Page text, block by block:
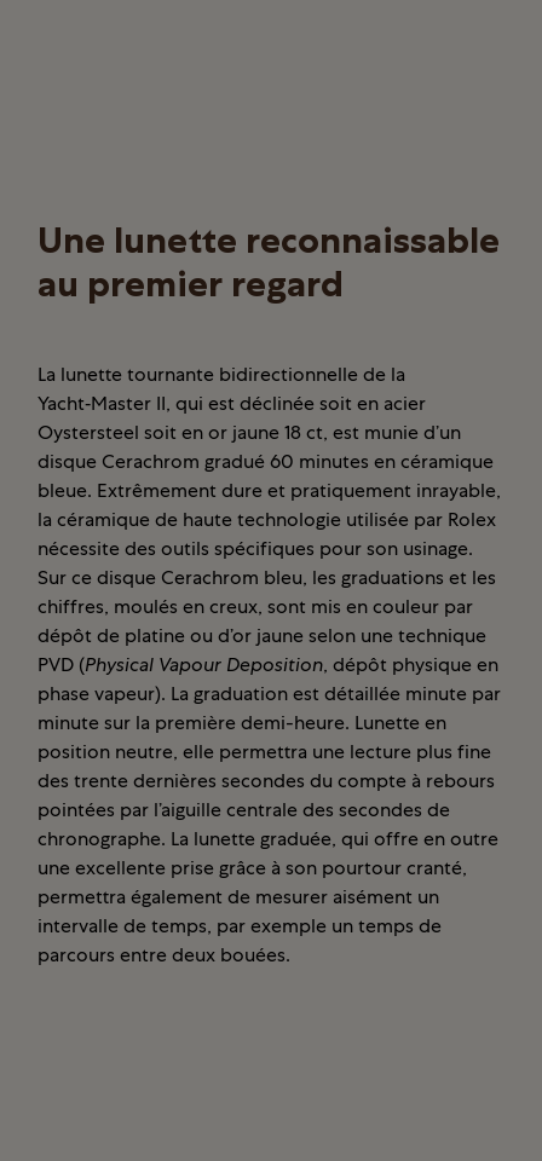
Une lunette reconnaissable
au premier regard
La lunette tournante bidirectionnelle de la
Yacht‑Master II, qui est déclinée soit en acier
Oystersteel soit en or jaune 18 ct, est munie d’un
disque Cerachrom gradué 60 minutes en céramique
bleue. Extrêmement dure et pratiquement inrayable,
la céramique de haute technologie utilisée par Rolex
nécessite des outils spécifiques pour son usinage.
Sur ce disque Cerachrom bleu, les graduations et les
chiffres, moulés en creux, sont mis en couleur par
dépôt de platine ou d’or jaune selon une technique
PVD (Physical Vapour Deposition, dépôt physique en
phase vapeur). La graduation est détaillée minute par
minute sur la première demi-heure. Lunette en
position neutre, elle permettra une lecture plus fine
des trente dernières secondes du compte à rebours
pointées par l’aiguille centrale des secondes de
chronographe. La lunette graduée, qui offre en outre
une excellente prise grâce à son pourtour cranté,
permettra également de mesurer aisément un
intervalle de temps, par exemple un temps de
parcours entre deux bouées.